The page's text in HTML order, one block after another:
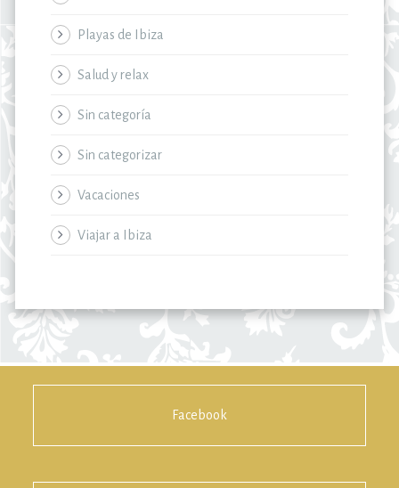
Playas de Ibiza
Salud y relax
Sin categoría
Sin categorizar
Vacaciones
Viajar a Ibiza
Facebook